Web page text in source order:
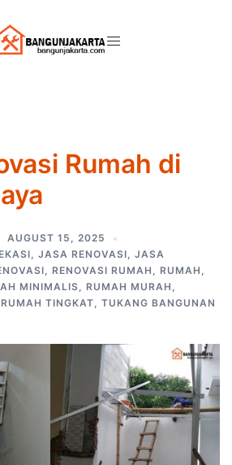
Rumah di
AUGUST 15, 2025
, JASA RENOVASI, JASA
, RENOVASI RUMAH , RUMAH ,
MINIMALIS, RUMAH MURAH ,
RUMAH TINGKAT, TUKANG BANGUNAN